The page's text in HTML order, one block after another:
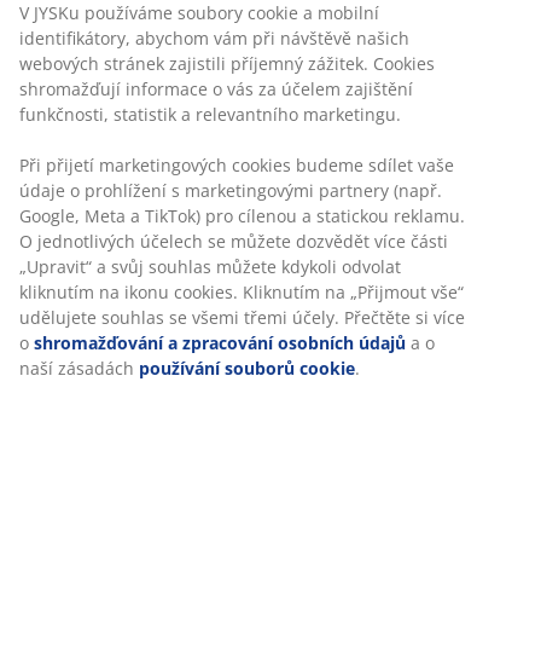
V JYSKu používáme soubory cookie a mobilní
identifikátory, abychom vám při návštěvě našich
webových stránek zajistili příjemný zážitek. Cookies
shromažďují informace o vás za účelem zajištění
funkčnosti, statistik a relevantního marketingu.
Při přijetí marketingových cookies budeme sdílet vaše
údaje o prohlížení s marketingovými partnery (např.
Google, Meta a TikTok) pro cílenou a statickou reklamu.
O jednotlivých účelech se můžete dozvědět více části
„Upravit“ a svůj souhlas můžete kdykoli odvolat
kliknutím na ikonu cookies. Kliknutím na „Přijmout vše“
udělujete souhlas se všemi třemi účely. Přečtěte si více
o shromažďování a zpracování osobních údajů a o
naší zásadách používání souborů cookie.